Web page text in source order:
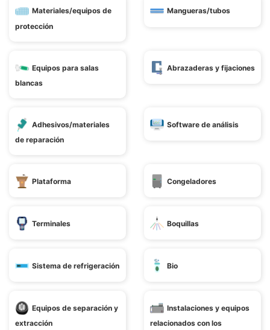
Materiales/equipos de
protección
Mangueras/tubos
Equipos para salas
blancas
Abrazaderas y fijaciones
Adhesivos/materiales
de reparación
Software de análisis
Plataforma Congeladores
Terminales Boquillas
Sistema de refrigeración Bio
Equipos de separación y
extracción
Instalaciones y equipos
relacionados con los